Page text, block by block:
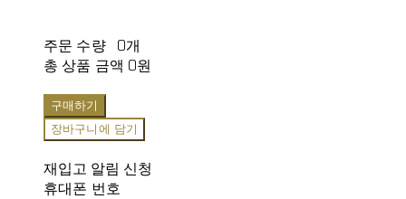
주문 수량
0개
총 상품 금액 0원
구매하기
장바구니에 담기
재입고 알림 신청
휴대폰 번호